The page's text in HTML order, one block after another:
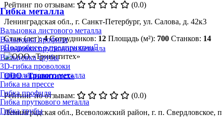
Гибка металла
Вальцовка листового металла
Вальцовка профиля
Вальцовка пруткового металла
Вальцовка трубы
3D-гибка проволоки
Гибка листового металла
Гибка на прессе
Гибка профиля
Гибка пруткового металла
Гибка трубы
Рейтинг по отзывам:
(0.0)
Ленинградская обл., г. Санкт-Петербург, ул. Салова, д. 42к3
Стаж (лет):4 Сотрудников: 12 Площадь (м²): 700 Станков: 14
Подробнее о предприятии
ООО «Тринититех»
Рейтинг по отзывам:
(0.0)
Ленинградская обл., Всеволожский район, г. п. Свердловское,